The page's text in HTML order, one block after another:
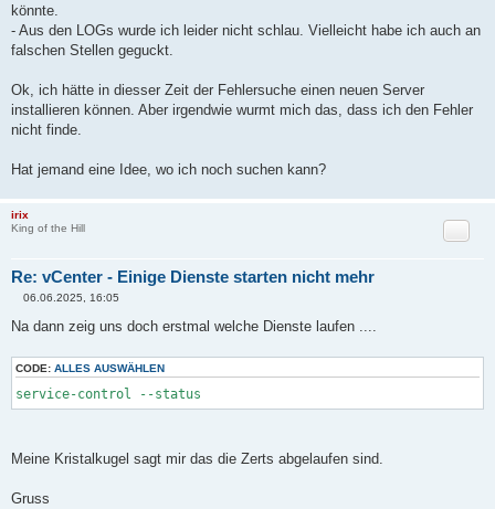
könnte.
- Aus den LOGs wurde ich leider nicht schlau. Vielleicht habe ich auch an
falschen Stellen geguckt.
Ok, ich hätte in diesser Zeit der Fehlersuche einen neuen Server
installieren können. Aber irgendwie wurmt mich das, dass ich den Fehler
nicht finde.
Hat jemand eine Idee, wo ich noch suchen kann?
irix
King of the Hill
Re: vCenter - Einige Dienste starten nicht mehr
Zitat
i
r
a
06.06.2025, 16:05
Na dann zeig uns doch erstmal welche Dienste laufen ....
CODE: ALLES AUSWÄHLEN
service-control --status
Meine Kristalkugel sagt mir das die Zerts abgelaufen sind.
Gruss